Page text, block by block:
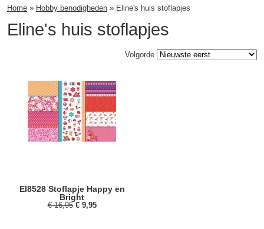
Home » Hobby benodigheden » Eline's huis stoflapjes
Eline's huis stoflapjes
Volgorde
El8528 Stoflapje Happy en
Bright
€ 16,95 € 9,95